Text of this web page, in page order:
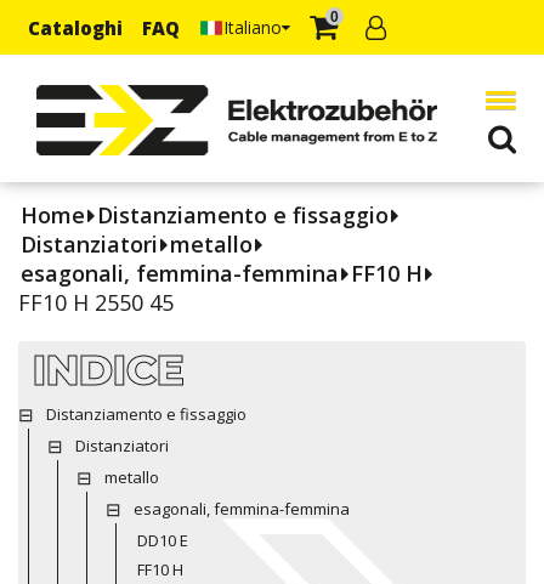
Cataloghi FAQ Italiano 0
Home Distanziamento e fissaggio
Distanziatori metallo
esagonali, femmina-femmina FF10 H
FF10 H 2550 45
INDICE
Distanziamento e fissaggio
Distanziatori
metallo
esagonali, femmina-femmina
DD10 E
FF10 H